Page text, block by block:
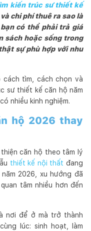
kiến trúc sư thiết kế
chi phí thuê ra sao là
có thể phải trả giá
sách hoặc sống trong
sự phù hợp với nhu
cách tìm, cách chọn và
sư thiết kế căn hộ năm
nhiều kinh nghiệm.
hộ 2026 thay
căn hộ theo tâm lý
thiết kế nội thất đang
2026, xu hướng đã
tâm nhiều hơn đến
nơi để ở mà trở thành
lúc: sinh hoạt, làm